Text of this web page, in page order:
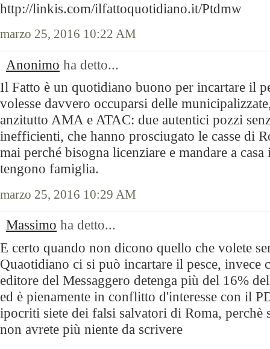
http://linkis.com/ilfattoquotidiano.it/Ptdmw
marzo 25, 2016 10:22 AM
Anonimo ha detto...
Il Fatto è un quotidiano buono per incartare il
volesse davvero occuparsi delle
anzitutto AMA e ATAC: due autentici pozzi
inefficienti, che hanno prosciugato le casse di
mai perché bisogna licenziare e mandare a
tengono famiglia.
marzo 25, 2016 10:29 AM
Massimo ha detto...
E certo quando non dicono quello che volete
Quaotidiano ci si può incartare il pesce, invece
editore del Messaggero detenga più del 16%
ed è pienamente in conflitto d'interesse con il
ipocriti siete dei falsi salvatori di Roma, perchè
non avrete più niente da scrivere